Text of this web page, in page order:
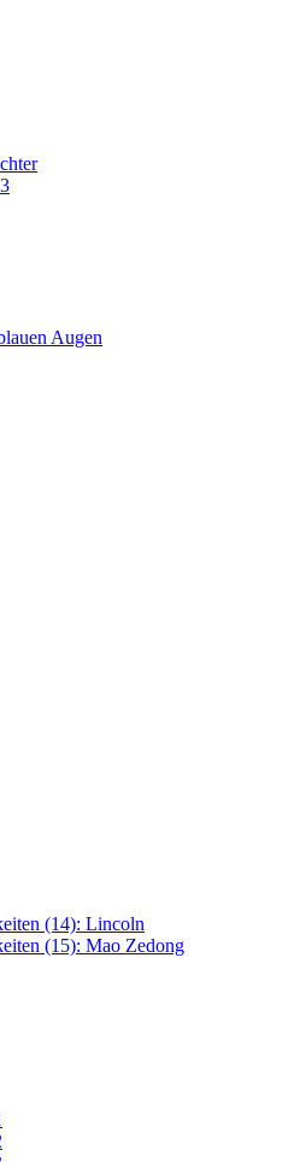
Augen
(14): Lincoln
(15): Mao Zedong